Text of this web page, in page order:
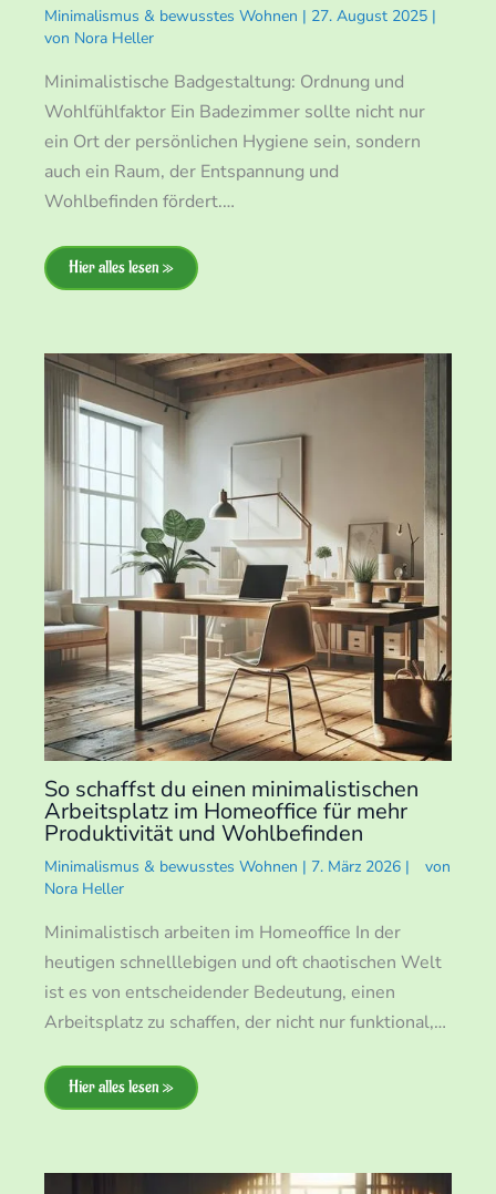
Minimalismus & bewusstes Wohnen | 27. August 2025 |
von Nora Heller
Minimalistische Badgestaltung: Ordnung und
Wohlfühlfaktor Ein Badezimmer sollte nicht nur
ein Ort der persönlichen Hygiene sein, sondern
auch ein Raum, der Entspannung und
Wohlbefinden fördert.…
Hier alles lesen »
So schaffst du einen minimalistischen
Arbeitsplatz im Homeoffice für mehr
Produktivität und Wohlbefinden
Minimalismus & bewusstes Wohnen | 7. März 2026 |
von
Nora Heller
Minimalistisch arbeiten im Homeoffice In der
heutigen schnelllebigen und oft chaotischen Welt
ist es von entscheidender Bedeutung, einen
Arbeitsplatz zu schaffen, der nicht nur funktional,…
Hier alles lesen »